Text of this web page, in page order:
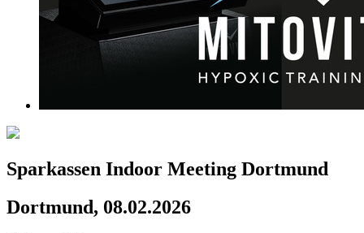
Sparkassen Indoor Meeting Dortmund
Dortmund, 08.02.2026